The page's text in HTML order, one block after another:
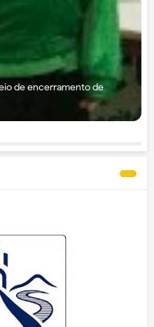
de encerramento de